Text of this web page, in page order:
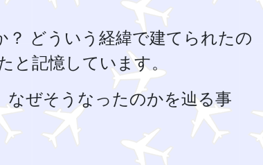
どういう経緯で建てられたの
記憶しています。
なぜそうなったのかを辿る事